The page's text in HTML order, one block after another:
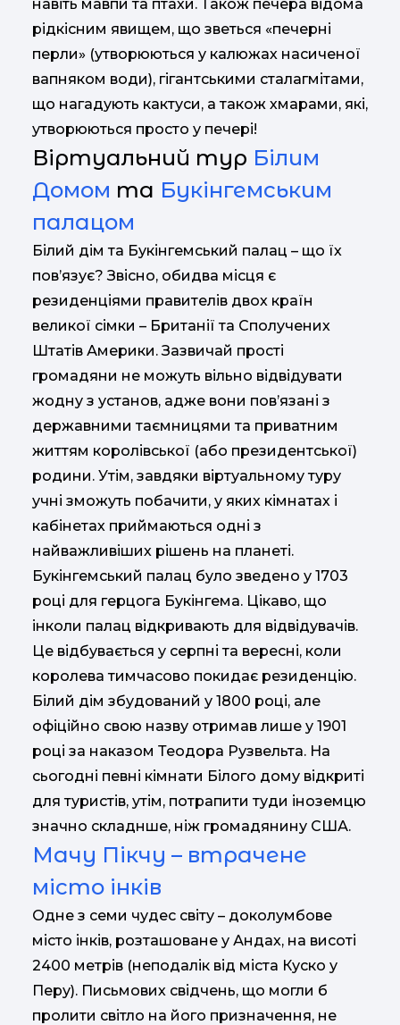
навіть мавпи та птахи. Також печера відома
рідкісним явищем, що зветься «печерні
перли» (утворюються у калюжах насиченої
вапняком води), гігантськими сталагмітами,
що нагадують кактуси, а також хмарами, які,
утворюються просто у печері!
Віртуальний тур Білим
Домом та Букінгемським
палацом
Білий дім та Букінгемський палац – що їх
пов’язує? Звісно, обидва місця є
резиденціями правителів двох країн
великої сімки – Британії та Сполучених
Штатів Америки. Зазвичай прості
громадяни не можуть вільно відвідувати
жодну з установ, адже вони пов’язані з
державними таємницями та приватним
життям королівської (або президентської)
родини. Утім, завдяки віртуальному туру
учні зможуть побачити, у яких кімнатах і
кабінетах приймаються одні з
найважливіших рішень на планеті.
Букінгемський палац було зведено у 1703
році для герцога Букінгема. Цікаво, що
інколи палац відкривають для відвідувачів.
Це відбувається у серпні та вересні, коли
королева тимчасово покидає резиденцію.
Білий дім збудований у 1800 році, але
офіційно свою назву отримав лише у 1901
році за наказом Теодора Рузвельта. На
сьогодні певні кімнати Білого дому відкриті
для туристів, утім, потрапити туди іноземцю
значно складнше, ніж громадянину США.
Мачу Пікчу – втрачене
місто інків
Одне з семи чудес світу – доколумбове
місто інків, розташоване у Андах, на висоті
2400 метрів (неподалік від міста Куско у
Перу). Письмових свідчень, що могли б
пролити світло на його призначення, не